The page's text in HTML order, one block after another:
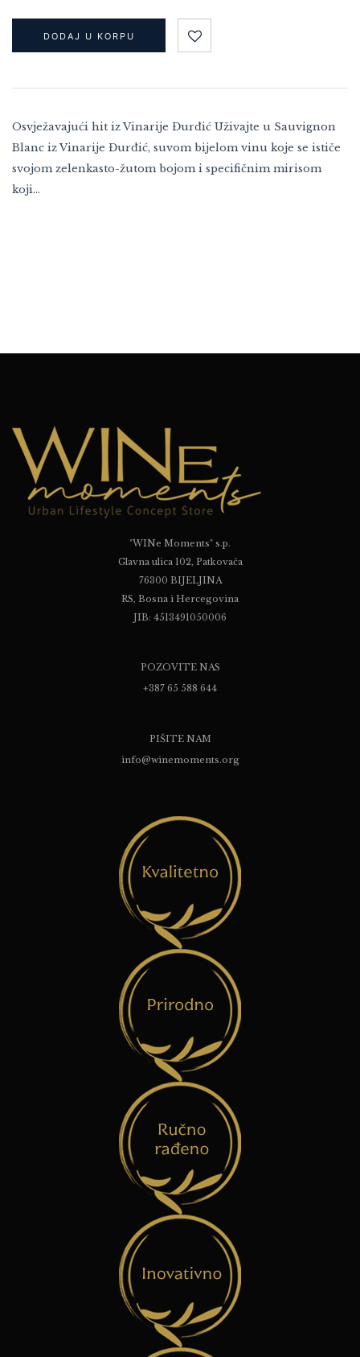
DODAJ U KORPU
Osvježavajući hit iz Vinarije Đurđić Uživajte u Sauvignon
Blanc iz Vinarije Đurđić, suvom bijelom vinu koje se ističe
svojom zelenkasto-žutom bojom i specifičnim mirisom
koji…
"WINe Moments" s.p.
Glavna ulica 102, Patkovača
76300 BIJELJINA
RS, Bosna i Hercegovina
JIB: 4513491050006
POZOVITE NAS
+387 65 588 644
PIŠITE NAM
info@winemoments.org